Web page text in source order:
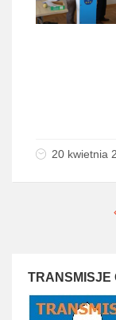
20 kwietnia
TRANSMISJE